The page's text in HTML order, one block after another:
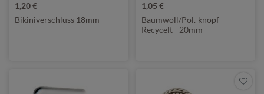
1,20 €
Bikiniverschluss 18mm
1,05 €
Baumwoll/Pol.-knopf
Recycelt - 20mm